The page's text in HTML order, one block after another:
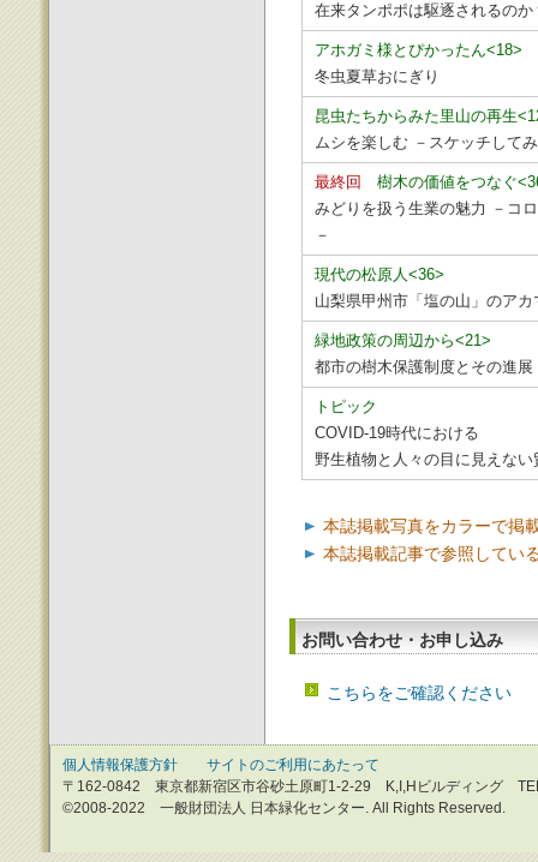
在来タンポポは駆逐されるのか
アホガミ様とぴかったん<18>
冬虫夏草おにぎり
昆虫たちからみた里山の再生
ムシを楽しむ －スケッチして
最終回
樹木の価値をつなぐ
みどりを扱う生業の魅力 －コ
－
現代の松原人<36>
山梨県甲州市「塩の山」のアカ
緑地政策の周辺から<21>
都市の樹木保護制度とその進展
トピック
COVID-19時代における
野生植物と人々の目に見えない
本誌掲載写真をカラーで掲
本誌掲載記事で参照してい
お問い合わせ・お申し込み
こちらをご確認ください
個人情報保護方針
サイトのご利用にあたって
〒162-0842 東京都新宿区市谷砂土原町1-2-29 K,I,Hビルディング
©2008-2022 一般財団法人 日本緑化センター. All Rights Reserved.